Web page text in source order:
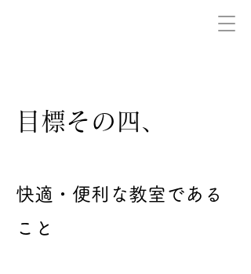
目標その四、
快適・便利な教室である
こと